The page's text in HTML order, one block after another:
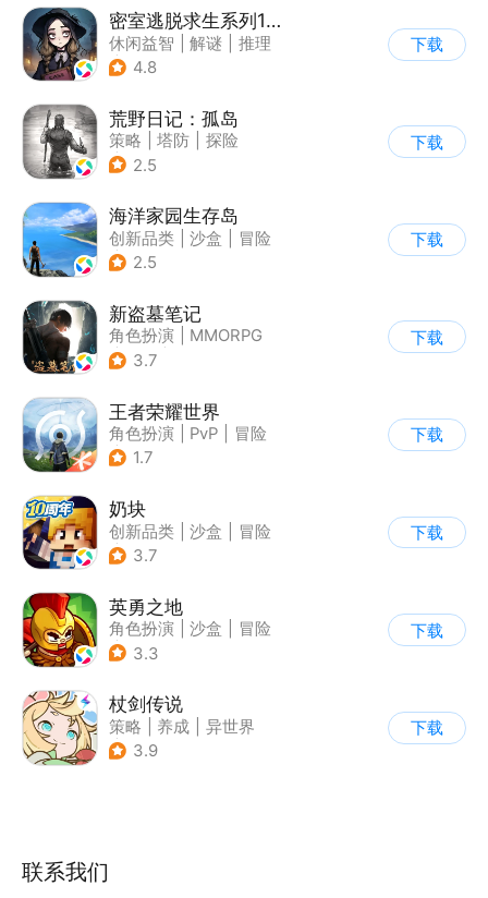
密室逃脱求生系列1极地冒险
休闲益智 解谜
推理
| 密室逃脱
4.8
下载
荒野日记：孤岛
策略 塔防
探险
| 开放世界
2.5
下载
海洋家园生存岛
创新品类 沙盒
冒险
| 开放世界
2.5
下载
新盗墓笔记
角色扮演
MMORPG
| 冒险
3.7
下载
王者荣耀世界
角色扮演 PvP
冒险
| 开放世界
1.7
下载
奶块
创新品类 沙盒
冒险
| 开放世界
3.7
下载
英勇之地
角色扮演 沙盒
冒险
| steam游戏
3.3
下载
杖剑传说
策略 养成
异世界
| 二次元
3.9
下载
联系我们